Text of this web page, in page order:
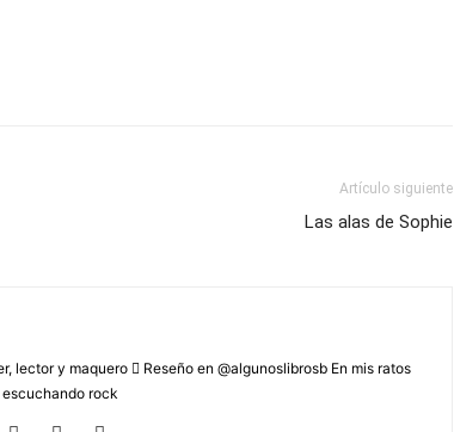
Artículo siguiente
Las alas de Sophie
lector y maquero  Reseño en @algunoslibrosb En mis ratos
rock